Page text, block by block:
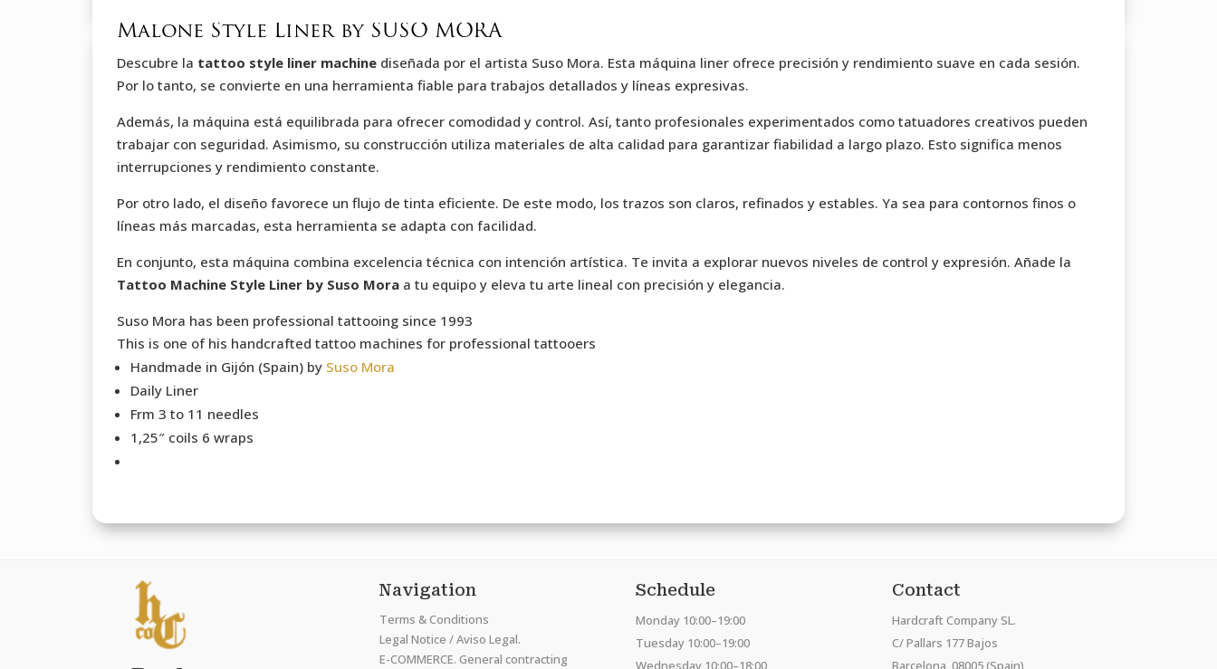
Malone Style Liner by SUSO MORA
Descubre la tattoo style liner machinediseñada por el artista Suso Mora. Esta máquina liner ofrece precisión y rendimiento suave en cada sesión.
Por lo tanto, se convierte en una herramienta fiable para trabajos detallados y líneas expresivas.
Además, la máquina está equilibrada para ofrecer comodidad y control. Así, tanto profesionales experimentados como tatuadores creativos pueden
trabajar con seguridad. Asimismo, su construcción utiliza materiales de alta calidad para garantizar fiabilidad a largo plazo. Esto significa menos
interrupciones y rendimiento constante.
Por otro lado, el diseño favorece un flujo de tinta eficiente. De este modo, los trazos son claros, refinados y estables. Ya sea para contornos finos o
líneas más marcadas, esta herramienta se adapta con facilidad.
En conjunto, esta máquina combina excelencia técnica con intención artística. Te invita a explorar nuevos niveles de control y expresión. Añade la
Tattoo Machine Style Liner by Suso Moraa tu equipo y eleva tu arte lineal con precisión y elegancia.
Suso Mora has been professional tattooing since 1993
This is one of his handcrafted tattoo machines for professional tattooers
Handmade in Gijón (Spain) by Suso Mora
Daily Liner
Frm 3 to 11 needles
1,25″ coils 6 wraps
Navigation
Terms & Conditions
Legal Notice / Aviso Legal.
E-COMMERCE. General contracting
Schedule
Monday 10:00–19:00
Tuesday 10:00–19:00
Wednesday 10:00–18:00
Contact
Hardcraft Company SL.
C/ Pallars 177 Bajos
Barcelona, 08005 (Spain)